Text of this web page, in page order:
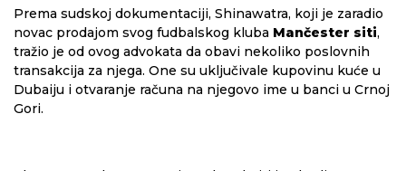
Prema sudskoj dokumentaciji, Shinawatra, koji je zaradio
novac prodajom svog fudbalskog kluba Mančester siti,
tražio je od ovog advokata da obavi nekoliko poslovnih
transakcija za njega. One su uključivale kupovinu kuće u
Dubaiju i otvaranje računa na njegovo ime u banci u Crnoj
Gori.